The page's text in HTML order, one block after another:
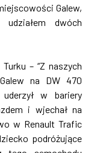
Galew,
dwóch
– “Z naszych
na DW 470
w bariery
i wjechał na
w Renault Trafic
podróżujące